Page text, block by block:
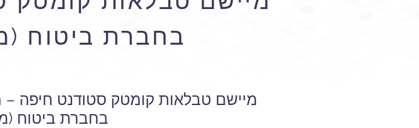
בחברת ביטוח
מיישם טבלאות קומטק סטודנט חיפה
בחברת ביטוח